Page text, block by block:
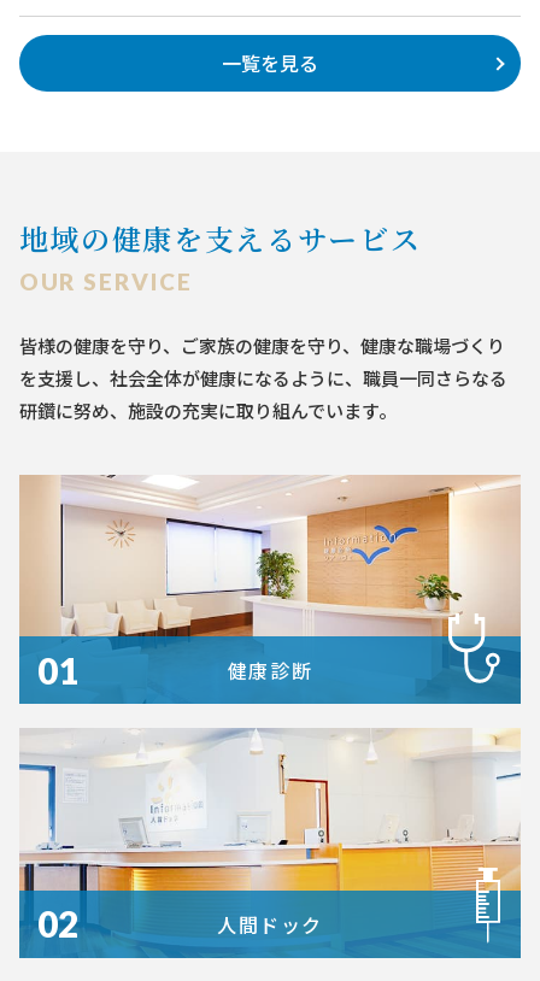
一覧を見る
地域の健康を支えるサービス
OUR SERVICE
皆様の健康を守り、ご家族の健康を守り、健康な職場づくり
を支援し、 社会全体が健康になるように、職員一同さらなる
研鑽に努め、施設の充実に取り組んでいます。
01 健康診断
02 人間ドック